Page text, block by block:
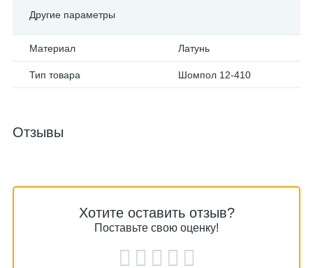
Другие параметры
Материал Латунь
Тип товара Шомпол 12-410
Отзывы
Хотите оставить отзыв?
Поставьте свою оценку!